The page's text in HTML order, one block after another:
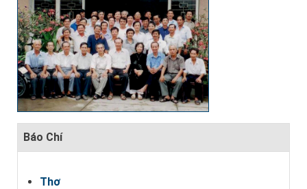
Báo Chí
Thơ